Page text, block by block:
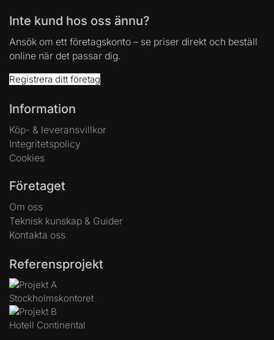
Inte kund hos oss ännu?
Ansök om ett företagskonto – se priser direkt och beställ
online när det passar dig.
Registrera ditt företag
Information
Köp- & leveransvillkor
Integritetspolicy
Cookies
Företaget
Om oss
Teknisk kunskap & Guider
Kontakta oss
Referensprojekt
Stockholmskontoret
Hotell Continental